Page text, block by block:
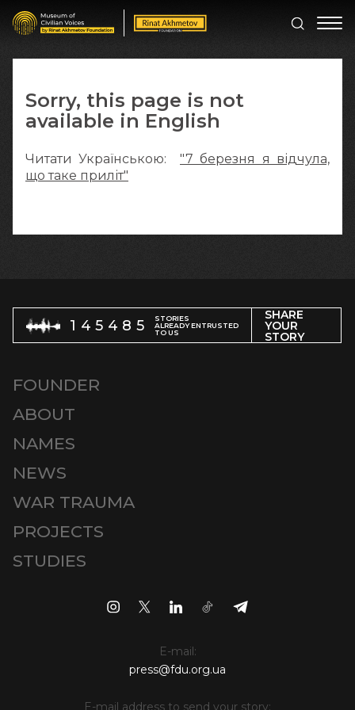
Sorry, this page is not
available in English
Читати Українською: "7 березня я відчула,
що таке приліт"
145485
STORIES
ALREADY ENTRUSTED
TO US
SHARE
YOUR
STORY
FOUNDER
ABOUT
NAMES
NEWS
WAR TRAUMA
PROJECTS
STUDIES
E-mail:
press@fdu.org.ua